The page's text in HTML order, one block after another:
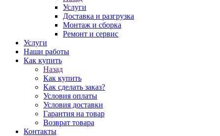
Услуги
Доставка и разгрузка
Монтаж и сборка
Ремонт и сервис
Услуги
Наши работы
Как купить
Назад
Как купить
Как сделать заказ?
Условия оплаты
Условия доставки
Гарантия на товар
Возврат товара
Контакты